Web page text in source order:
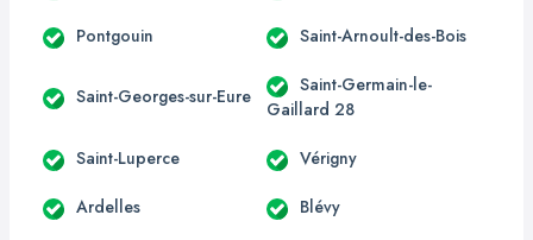
Pontgouin Saint-Arnoult-des-Bois
Saint-Georges-sur-Eure
Saint-Germain-le-
Gaillard 28
Saint-Luperce Vérigny
Ardelles Blévy